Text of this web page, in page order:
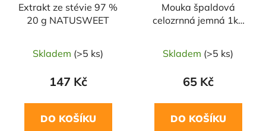
Extrakt ze stévie 97 %
20 g NATUSWEET
Skladem (>5 ks)
147 Kč
DO KOŠÍKU
Mouka špaldová
celozrnná jemná 1kg
Skladem (>5 ks)
65 Kč
DO KOŠÍKU